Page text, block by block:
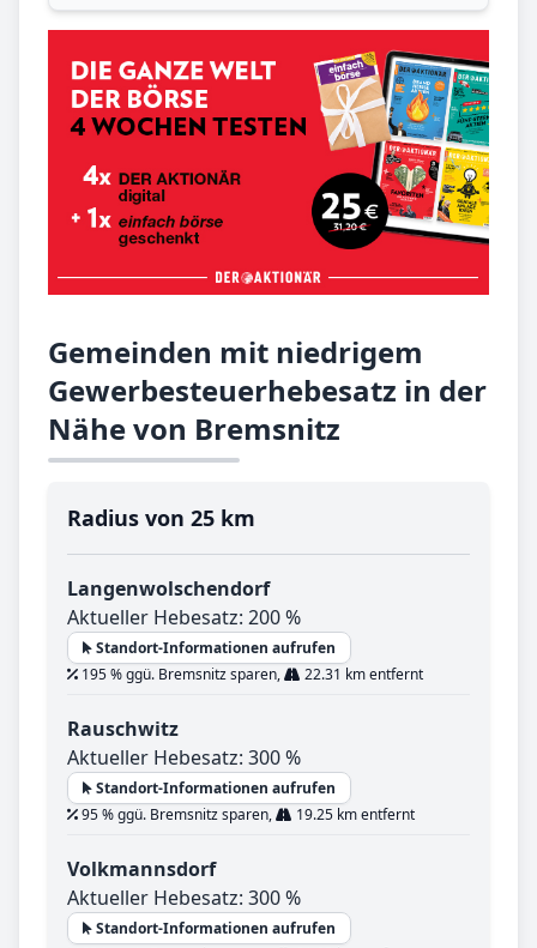
Gemeinden mit niedrigem
Gewerbesteuerhebesatz in der
Nähe von Bremsnitz
Radius von 25 km
Langenwolschendorf
Aktueller Hebesatz: 200 %
Standort-Informationen aufrufen
195 % ggü. Bremsnitz sparen,
22.31 km entfernt
Rauschwitz
Aktueller Hebesatz: 300 %
Standort-Informationen aufrufen
95 % ggü. Bremsnitz sparen,
19.25 km entfernt
Volkmannsdorf
Aktueller Hebesatz: 300 %
Standort-Informationen aufrufen